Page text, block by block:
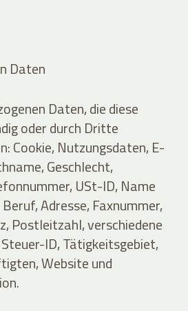
Daten
Daten, die diese
oder durch Dritte
Cookie, Nutzungsdaten, E-
Geschlecht,
USt-ID, Name
Adresse, Faxnummer,
Postleitzahl, verschiedene
ID, Tätigkeitsgebiet,
Website und